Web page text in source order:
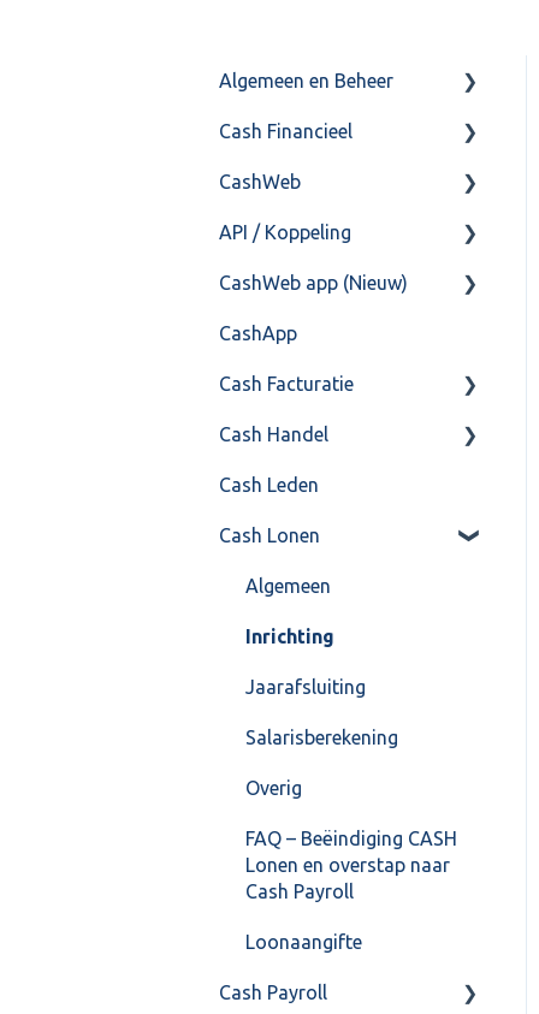
Algemeen en Beheer
Bank(koppeling)
Import/Export
Postbus
Training & Consultancy
Overig
Cash Financieel
Boekhoud
Fiscaal
Overig
CashWeb
CashHero Layout
Mailen vanuit CASHWeb
Algemeen gebruik
API / Koppeling
Algemeen
Api 3.0 (SOAP API)
API 4.0 (REST API)
CashWeb app (Nieuw)
Veel gestelde vragen
CashApp
Cash Facturatie
Factureren
Instellingen
Algemeen
Formulierlayout
Cash Handel
Inkoop
Verkoop
Voorraad
Overig
VoorraadService &
Cash Leden
Cash Lonen
Algemeen
Inrichting
Jaarafsluiting
Salarisberekening
Overig
FAQ – Beëindiging CASH
Lonen en overstap naar
Cash Payroll
Loonaangifte
Cash Payroll